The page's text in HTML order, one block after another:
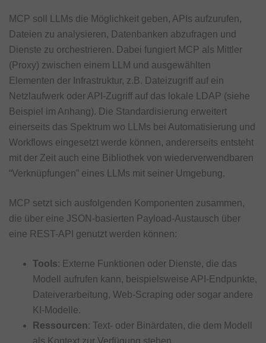
MCP soll LLMs die Möglichkeit geben, APIs aufzurufen,
Dateien zu analysieren, Datenbanken abzufragen und
Dienste zu orchestrieren. Dabei fungiert MCP als Mittler
(Proxy) zwischen einem LLM und ausgewählten
Elementen der Infrastruktur, z.B. Dateizugriff auf ein
Netzlaufwerk oder API-Zugriff auf das lokale LDAP (siehe
Beispiel im Anhang). Die Standardisierung erweitert
einerseits das Spektrum wo LLMs bei Automatisierung und
Workflows eingesetzt werde können, andererseits entsteht
mit der Zeit auch eine Bibliothek von wiederverwendbaren
“Verknüpfungen” eines LLMs mit seiner Umgebung.
MCP setzt sich ausfolgenden Komponenten zusammen,
die über eine JSON-basierten Payload-Austausch über
eine REST-API genutzt werden können:
Tools: Externe Funktionen oder Dienste, die das
Modell aufrufen kann, beispielsweise API-Endpunkte,
Dateiverarbeitung, Web-Scraping oder sogar andere
KI-Modelle.
Ressourcen: Text- oder Binärdaten, die dem Modell
als Kontext zur Verfügung stehen.